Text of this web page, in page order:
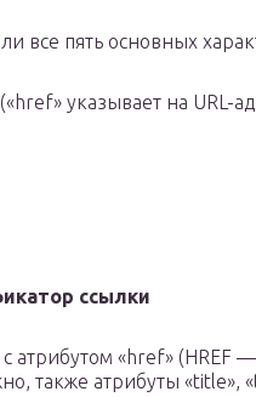
все пять основных
(«href» указывает на URL-
ссылки
атрибутом «href» (HREF
также атрибуты «title»,